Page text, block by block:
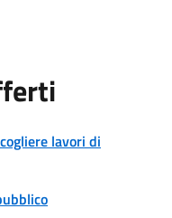
lavori di